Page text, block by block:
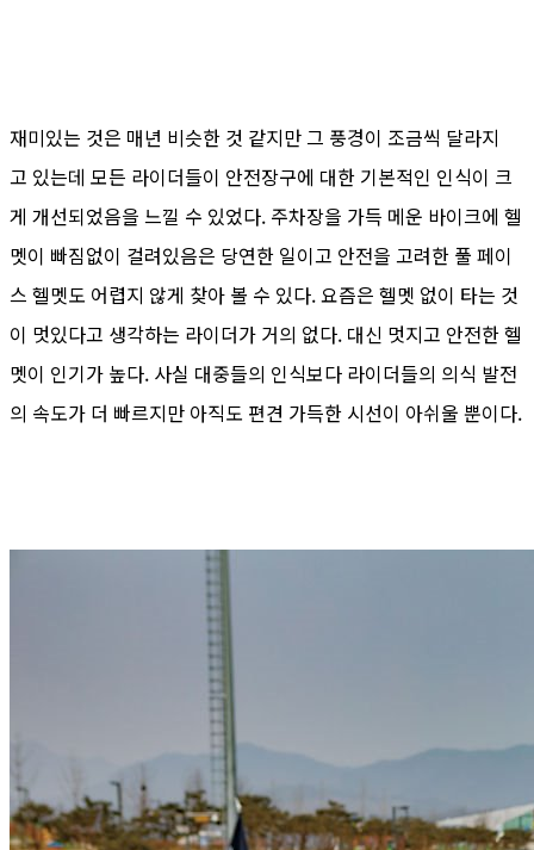
재미있는 것은 매년 비슷한 것 같지만 그 풍경이 조금씩 달라지
고 있는데 모든 라이더들이 안전장구에 대한 기본적인 인식이 크
게 개선되었음을 느낄 수 있었다. 주차장을 가득 메운 바이크에 헬
멧이 빠짐없이 걸려있음은 당연한 일이고 안전을 고려한 풀 페이
스 헬멧도 어렵지 않게 찾아 볼 수 있다. 요즘은 헬멧 없이 타는 것
이 멋있다고 생각하는 라이더가 거의 없다. 대신 멋지고 안전한 헬
멧이 인기가 높다. 사실 대중들의 인식보다 라이더들의 의식 발전
의 속도가 더 빠르지만 아직도 편견 가득한 시선이 아쉬울 뿐이다.